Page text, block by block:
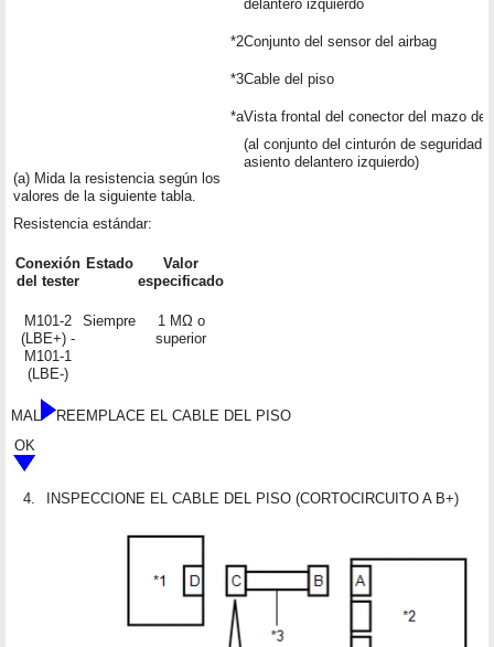
(a) Mida la resistencia según los
valores de la siguiente tabla.
Resistencia estándar:
Conexión
del tester
Estado
Valor
especificado
M101-2
(LBE+) -
M101-1
(LBE-)
Siempre
1 MΩ o
superior
delantero izquierdo
*2Conjunto del sensor del airbag
*3Cable del piso
*aVista frontal del conector del mazo de
(al conjunto del cinturón de seguridad
asiento delantero izquierdo)
MAL
REEMPLACE EL CABLE DEL PISO
OK
4. INSPECCIONE EL CABLE DEL PISO (CORTOCIRCUITO A B+)